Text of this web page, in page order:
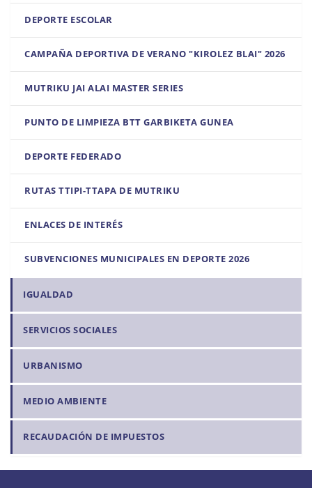
DEPORTE ESCOLAR
CAMPAÑA DEPORTIVA DE VERANO "KIROLEZ BLAI" 2026
MUTRIKU JAI ALAI MASTER SERIES
PUNTO DE LIMPIEZA BTT GARBIKETA GUNEA
DEPORTE FEDERADO
RUTAS TTIPI-TTAPA DE MUTRIKU
ENLACES DE INTERÉS
SUBVENCIONES MUNICIPALES EN DEPORTE 2026
IGUALDAD
SERVICIOS SOCIALES
URBANISMO
MEDIO AMBIENTE
RECAUDACIÓN DE IMPUESTOS